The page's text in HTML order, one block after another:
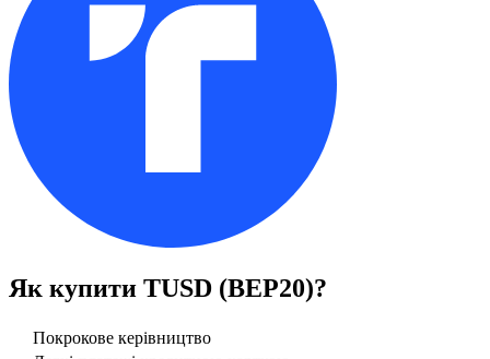
Як купити TUSD (BEP20)?
Покрокове керівництво